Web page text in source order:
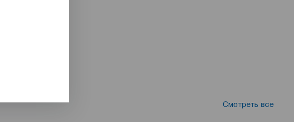
Смотреть все